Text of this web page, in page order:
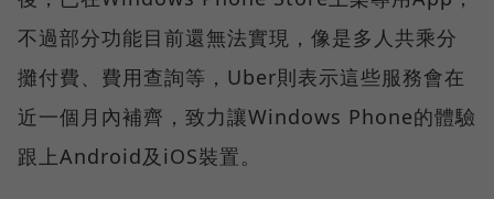
不過部分功能目前還無法實現，像是多人共乘分
攤付費、費用查詢等，Uber則表示這些服務會在
近一個月內補齊，致力讓Windows Phone的體驗
跟上Android及iOS裝置。